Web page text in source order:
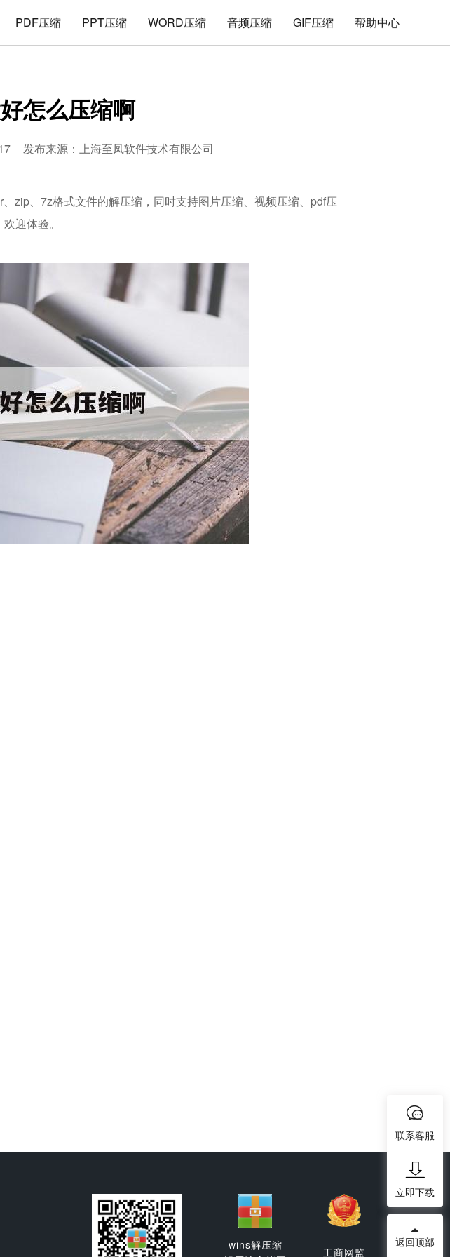
PDF压缩 PPT压缩 WORD压缩 音频压缩 GIF压缩 帮助中心
怎么压缩啊
发布来源：上海至凤软件技术有限公司
zip、7z格式文件的解压缩，同时支持图片压缩、视频压缩、pdf压
迎体验。
wins解压缩
工商网监
联系客服
立即下载
返回顶部